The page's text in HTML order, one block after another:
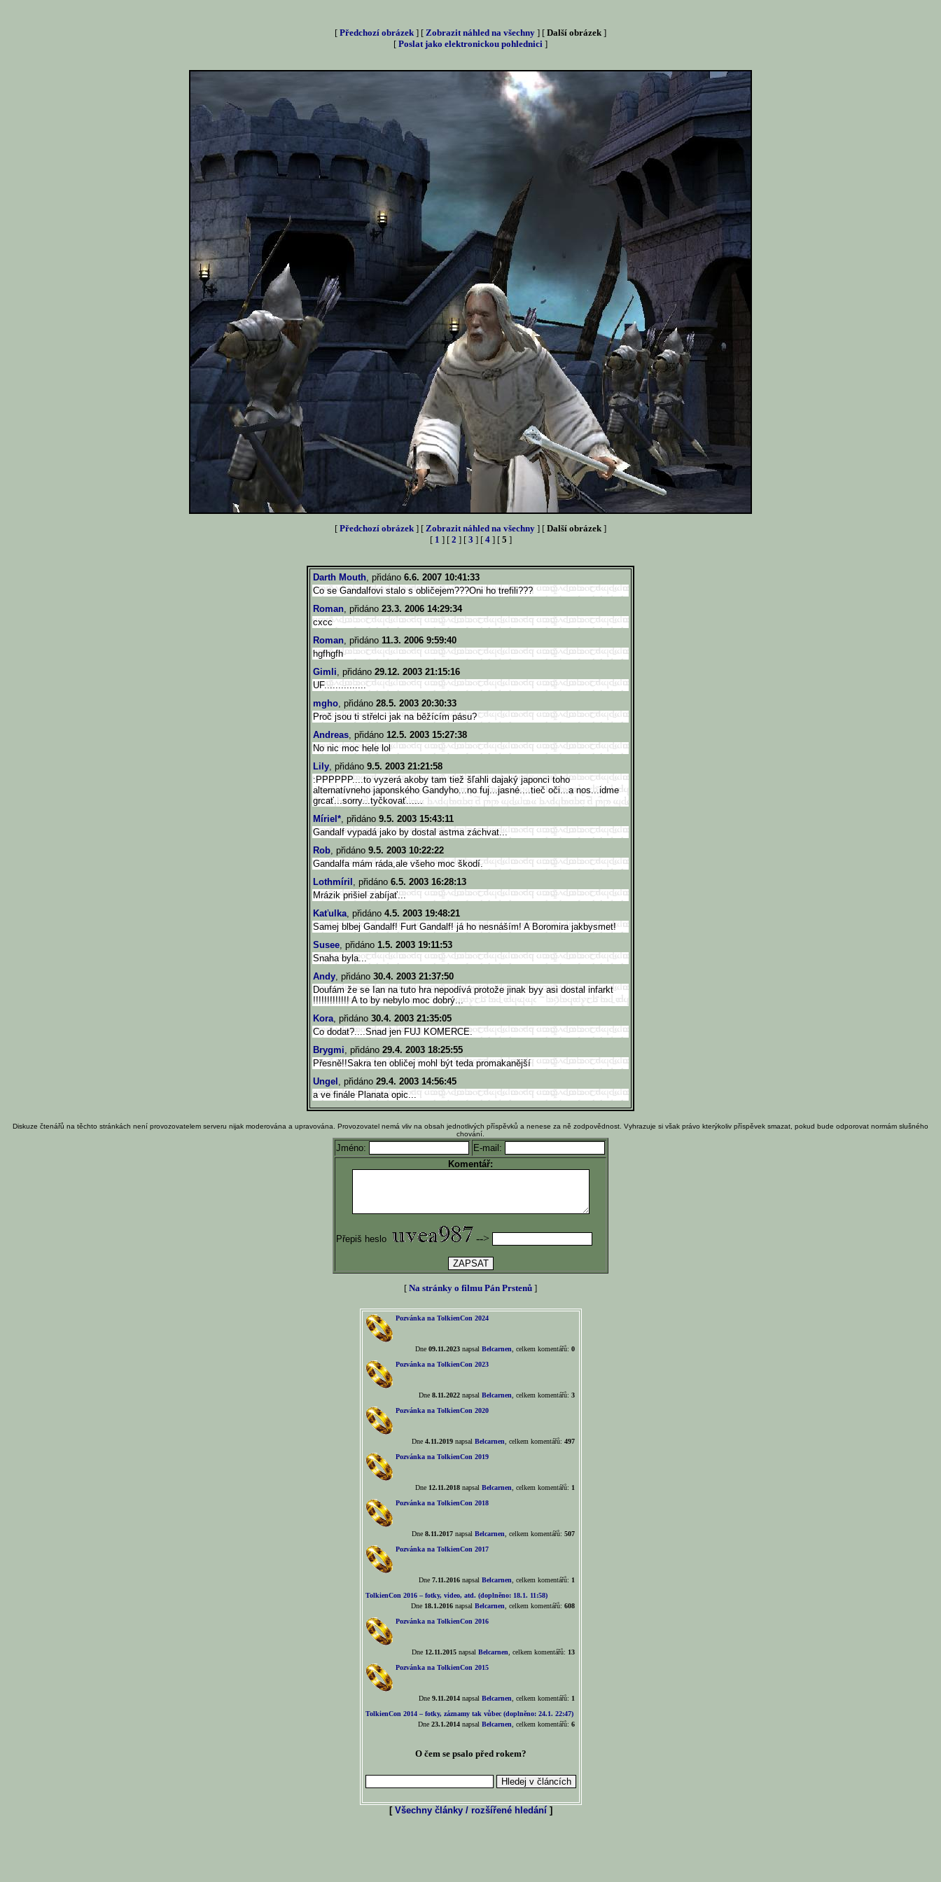
[ Předchozí obrázek ] [ Zobrazit náhled na všechny ] [ Další obrázek ]
[ Poslat jako elektronickou pohlednici ]
[ Předchozí obrázek ] [ Zobrazit náhled na všechny ] [ Další obrázek ]
[ 1 ] [ 2 ] [ 3 ] [ 4] [ 5 ]
Darth Mouth, přidáno 6.6. 2007 10:41:33
Co se Gandalfovi stalo s obličejem???Oni ho trefili???
Roman, přidáno 23.3. 2006 14:29:34
cxcc
Roman, přidáno 11.3. 2006 9:59:40
hgfhgfh
Gimli, přidáno 29.12. 2003 21:15:16
UF...............
mgho, přidáno 28.5. 2003 20:30:33
Proč jsou ti střelci jak na běžícím pásu?
Andreas, přidáno 12.5. 2003 15:27:38
No nic moc hele lol
Lily, přidáno 9.5. 2003 21:21:58
:PPPPPP....to vyzerá akoby tam tiež šľahli dajaký japonci toho
alternatívneho japonského Gandyho...no fuj...jasné....tieč oči...a nos...idme
grcať...sorry...tyčkovať......
Míriel*, přidáno 9.5. 2003 15:43:11
Gandalf vypadá jako by dostal astma záchvat...
Rob, přidáno 9.5. 2003 10:22:22
Gandalfa mám ráda,ale všeho moc škodí.
Lothmíril , přidáno 6.5. 2003 16:28:13
Mrázik prišiel zabíjať...
Kaťulka, přidáno 4.5. 2003 19:48:21
Samej blbej Gandalf! Furt Gandalf! já ho nesnáším! A Boromira jakbysmet!
Susee, přidáno 1.5. 2003 19:11:53
Snaha byla...
Andy, přidáno 30.4. 2003 21:37:50
Doufám že se Ian na tuto hra nepodívá protože jinak byy asi dostal infarkt
!!!!!!!!!!!!! A to by nebylo moc dobrý...
Kora, přidáno 30.4. 2003 21:35:05
Co dodat?....Snad jen FUJ KOMERCE.
Brygmi, přidáno 29.4. 2003 18:25:55
Přesně!!Sakra ten obličej mohl být teda promakanější
Ungel , přidáno 29.4. 2003 14:56:45
a ve finále Planata opic...
Diskuze čtenářů na těchto stránkách není provozovatelem serveru nijak moderována a upravována. Provozovatel nemá vliv na obsah jednotlivých příspěvků a nenese za ně zodpovědnost. Vyhrazuje si však právo kterýkoliv příspěvek smazat, pokud bude odporovat normám slušného
chování.
Jméno:
E-mail:
Komentář:
Přepiš heslo -->
[ Na stránky o filmu Pán Prstenů ]
Pozvánka na TolkienCon 2024
Dne 09.11.2023napsal Belcarnen , celkem komentářů: 0
Pozvánka na TolkienCon 2023
Dne 8.11.2022napsal Belcarnen , celkem komentářů: 3
Pozvánka na TolkienCon 2020
Dne 4.11.2019napsal Belcarnen , celkem komentářů: 497
Pozvánka na TolkienCon 2019
Dne 12.11.2018napsal Belcarnen , celkem komentářů: 1
Pozvánka na TolkienCon 2018
Dne 8.11.2017napsal Belcarnen , celkem komentářů: 507
Pozvánka na TolkienCon 2017
Dne 7.11.2016napsal Belcarnen , celkem komentářů: 1
TolkienCon 2016 – fotky, video, atd. (doplněno: 18.1. 11:58)
Dne 18.1.2016napsal Belcarnen , celkem komentářů: 608
Pozvánka na TolkienCon 2016
Dne 12.11.2015napsal Belcarnen , celkem komentářů: 13
Pozvánka na TolkienCon 2015
Dne 9.11.2014napsal Belcarnen , celkem komentářů: 1
TolkienCon 2014 – fotky, záznamy tak vůbec (doplněno: 24.1. 22:47)
Dne 23.1.2014napsal Belcarnen , celkem komentářů: 6
O čem se psalo před rokem?
[ Všechny články / rozšířené hledání]